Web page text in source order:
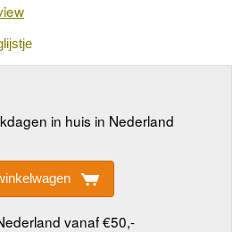
in huis in Nederland
vanaf €50,-